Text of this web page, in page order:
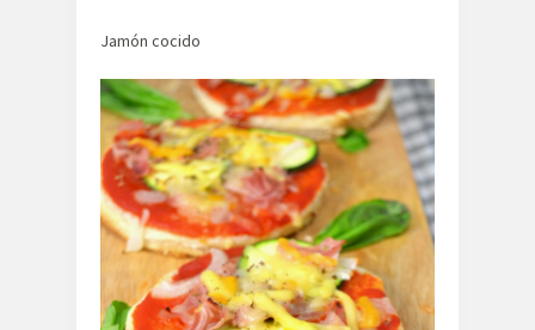
Jamón cocido